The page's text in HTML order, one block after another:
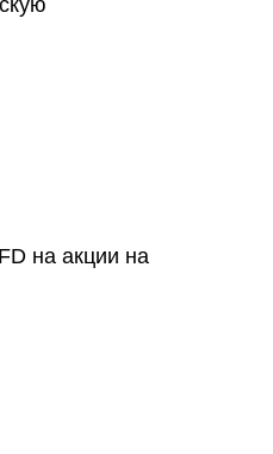
на акции на